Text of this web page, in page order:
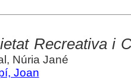
Recreativa i
Núria Jané
Joan